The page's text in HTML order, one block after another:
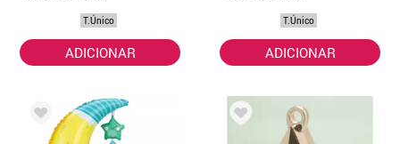
T.Único
ADICIONAR
T.Único
ADICIONAR